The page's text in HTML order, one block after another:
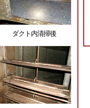
ダクト内清掃後